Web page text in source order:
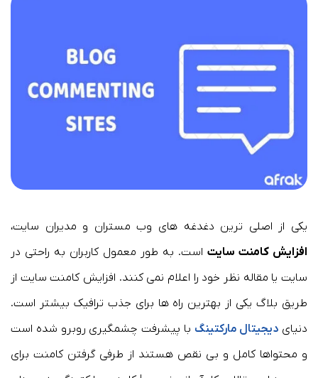
یکی از اصلی ترین دغدغه های وب مستران و مدیران سایت،
افزایش کامنت سایت است. به طور معمول کاربران به راحتی در
سایت یا مقاله نظر خود را اعلام نمی کنند. افزایش کامنت سایت از
طریق بلاگ یکی از بهترین راه ها برای جذب ترافیک بیشتر است.
دنیای دیجیتال مارکتینگ با پیشرفت چشمگیری روبرو شده است
و محتواها کامل و بی نقص هستند از طرفی گرفتن کامنت برای